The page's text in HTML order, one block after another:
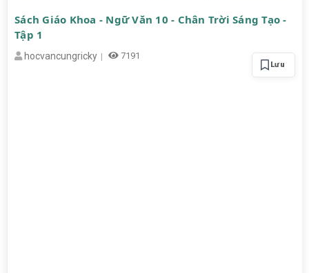
Sách Giáo Khoa - Ngữ Văn 10 - Chân Trời Sáng Tạo -
Tập 1
hocvancungricky 7191
Lưu